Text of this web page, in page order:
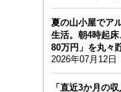
夏の山小屋でア
生活。朝4時起
80万円」を丸々
2026年07月12日
「直近3か月の